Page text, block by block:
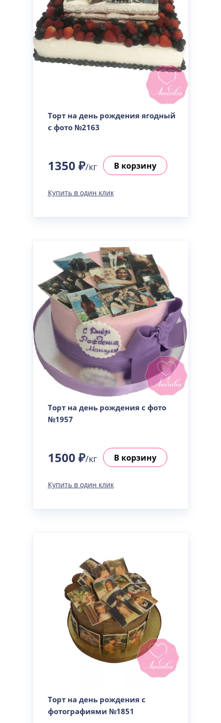
Торт на день рождения ягодный
с фото №2163
1350 ₽/кг В корзину
Купить в один клик
Торт на день рождения с фото
№1957
1500 ₽/кг В корзину
Купить в один клик
Торт на день рождения с
фотографиями №1851